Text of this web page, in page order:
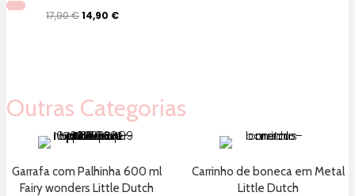
17,90€O
14,90 €O
Outras Categorias
Garrafa com Palhinha 600 ml
Fairy wonders Little Dutch
Carrinho de boneca em Metal
Little Dutch